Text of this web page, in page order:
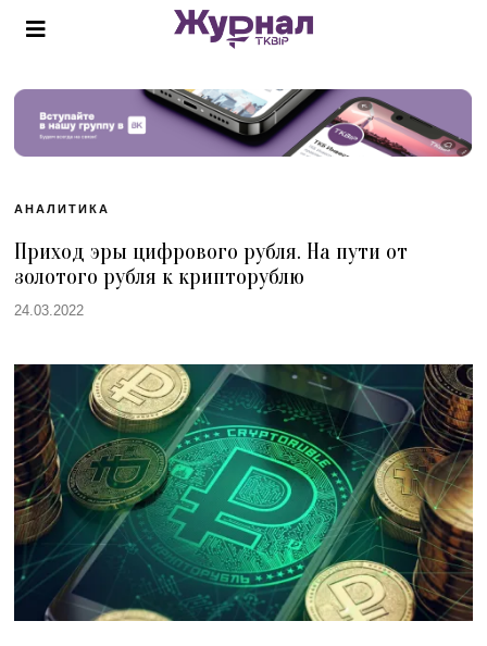
АНАЛИТИКА
Приход эры цифрового рубля. На пути от
золотого рубля к крипторублю
24.03.2022